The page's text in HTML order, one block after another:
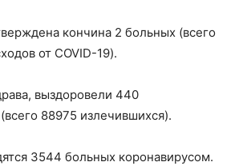
кончина 2 больных (всего
от COVID-19).
выздоровели 440
88975 излечившихся).
3544 больных коронавирусом.